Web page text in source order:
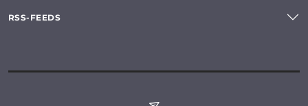
RSS-FEEDS